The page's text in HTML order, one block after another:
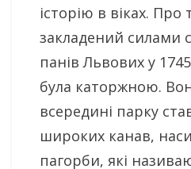
історію в віках.
закладений силами
панів Львових у
була каторжною.
всередині парку
широких канав,
пагорби, які